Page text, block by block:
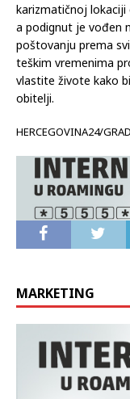
karizmatičnoj lokaciji
a podignut je vođen
poštovanju prema
teškim vremenima
vlastite živote kako
obitelji.
HERCEGOVINA24/
MARKETING